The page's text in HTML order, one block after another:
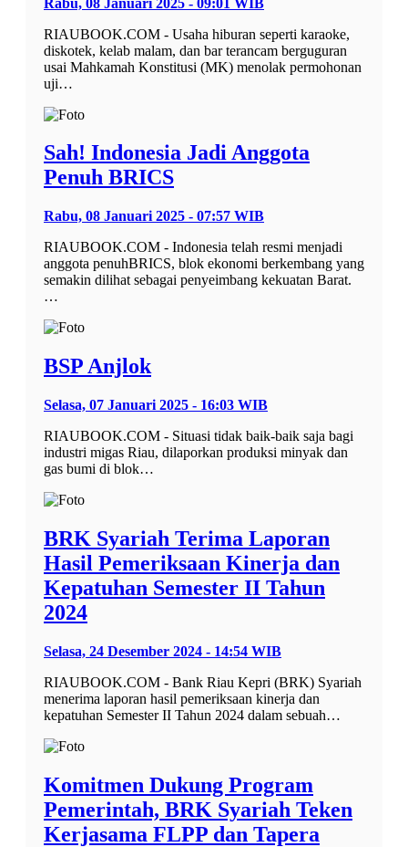
RIAUBOOK.COM - Usaha hiburan seperti karaoke,
diskotek, kelab malam, dan bar terancam berguguran
usai Mahkamah Konstitusi (MK) menolak permohonan
uji…
Sah! Indonesia Jadi Anggota
Penuh BRICS
Rabu, 08 Januari 2025 - 07:57 WIB
RIAUBOOK.COM - Indonesia telah resmi menjadi
anggota penuhBRICS, blok ekonomi berkembang yang
semakin dilihat sebagai penyeimbang kekuatan Barat.
…
BSP Anjlok
Selasa, 07 Januari 2025 - 16:03 WIB
RIAUBOOK.COM - Situasi tidak baik-baik saja bagi
industri migas Riau, dilaporkan produksi minyak dan
gas bumi di blok…
BRK Syariah Terima Laporan
Hasil Pemeriksaan Kinerja dan
Kepatuhan Semester II Tahun
2024
Selasa, 24 Desember 2024 - 14:54 WIB
RIAUBOOK.COM - Bank Riau Kepri (BRK) Syariah
menerima laporan hasil pemeriksaan kinerja dan
kepatuhan Semester II Tahun 2024 dalam sebuah…
Komitmen Dukung Program
Pemerintah, BRK Syariah Teken
Kerjasama FLPP dan Tapera